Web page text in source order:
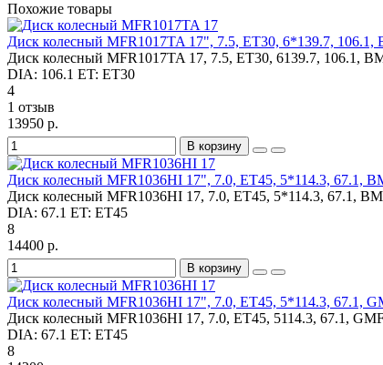
Похожие товары
Диск колесный MFR1017TA 17", 7.5, ET30, 6*139.7, 106.1,
Диск колесный MFR1017TA 17, 7.5, ET30, 6139.7, 106.1,
DIA: 106.1 ET: ET30
4
1 отзыв
13950 р.
В корзину
Диск колесный MFR1036HI 17", 7.0, ET45, 5*114.3, 67.1,
Диск колесный MFR1036HI 17, 7.0, ET45, 5*114.3, 67.1,
DIA: 67.1 ET: ET45
8
14400 р.
В корзину
Диск колесный MFR1036HI 17", 7.0, ET45, 5*114.3, 67.1,
Диск колесный MFR1036HI 17, 7.0, ET45, 5114.3, 67.1,
DIA: 67.1 ET: ET45
8